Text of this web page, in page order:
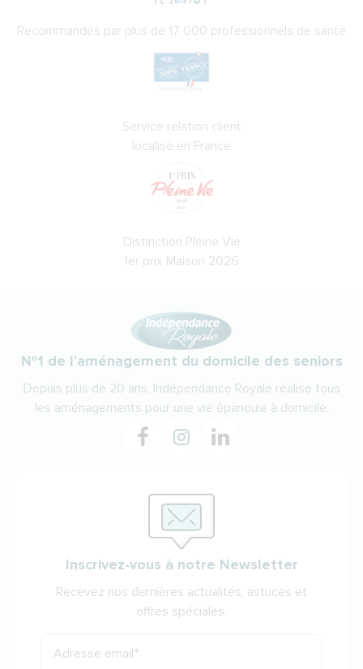
Recommandés par plus de 17 000 professionnels de santé
Service relation client
localisé en France
Distinction Pleine Vie
1er prix Maison 2026
N°1 de l'aménagement du domicile des seniors
Depuis plus de 20 ans, Indépendance Royale réalise tous
les aménagements pour une vie épanouie à domicile.
Inscrivez-vous à notre Newsletter
Recevez nos dernières actualités, astuces et
offres spéciales.
Adresse email*